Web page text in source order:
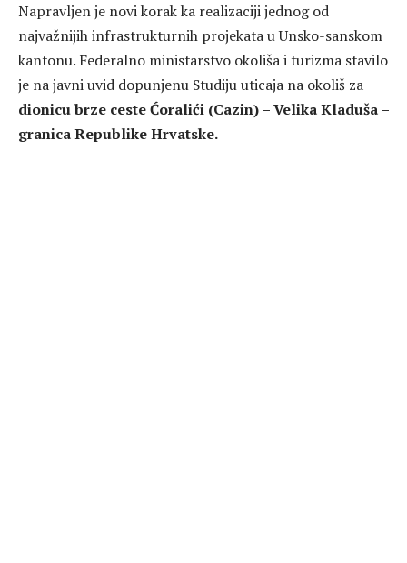
Napravljen je novi korak ka realizaciji jednog od
najvažnijih infrastrukturnih projekata u Unsko-sanskom
kantonu. Federalno ministarstvo okoliša i turizma stavilo
je na javni uvid dopunjenu Studiju uticaja na okoliš za
dionicu brze ceste Ćoralići (Cazin) – Velika Kladuša –
granica Republike Hrvatske.